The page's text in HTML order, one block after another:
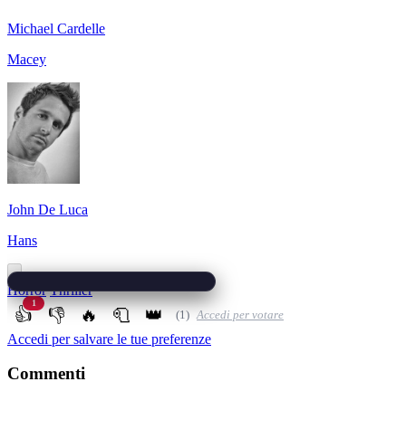
Michael Cardelle
Macey
John De Luca
Hans
Horror Thriller
👍
1
👎 🔥 🧻 👑 (1) Accedi per votare
Accedi per salvare le tue preferenze
Commenti